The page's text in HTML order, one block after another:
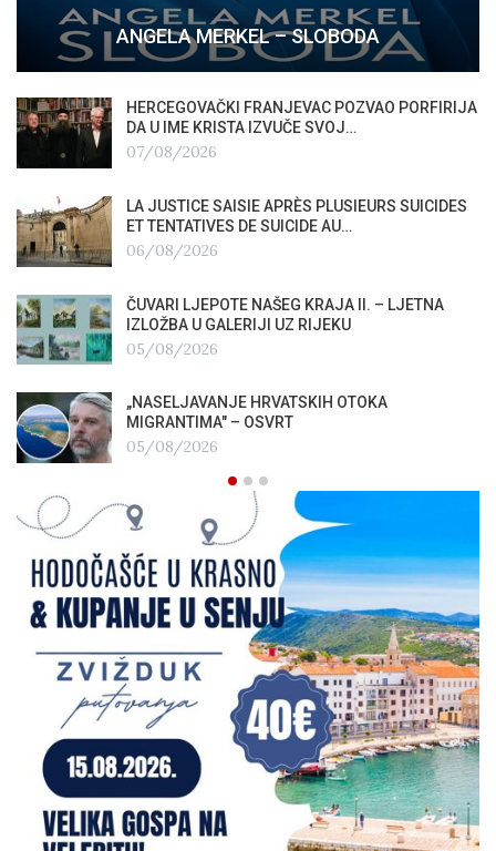
ANGELA MERKEL – SLOBODA
HERCEGOVAČKI FRANJEVAC POZVAO PORFIRIJA
DA U IME KRISTA IZVUČE SVOJ…
07/08/2026
LA JUSTICE SAISIE APRÈS PLUSIEURS SUICIDES
ET TENTATIVES DE SUICIDE AU…
06/08/2026
ČUVARI LJEPOTE NAŠEG KRAJA II. – LJETNA
IZLOŽBA U GALERIJI UZ RIJEKU
05/08/2026
„NASELJAVANJE HRVATSKIH OTOKA
MIGRANTIMA″ – OSVRT
05/08/2026